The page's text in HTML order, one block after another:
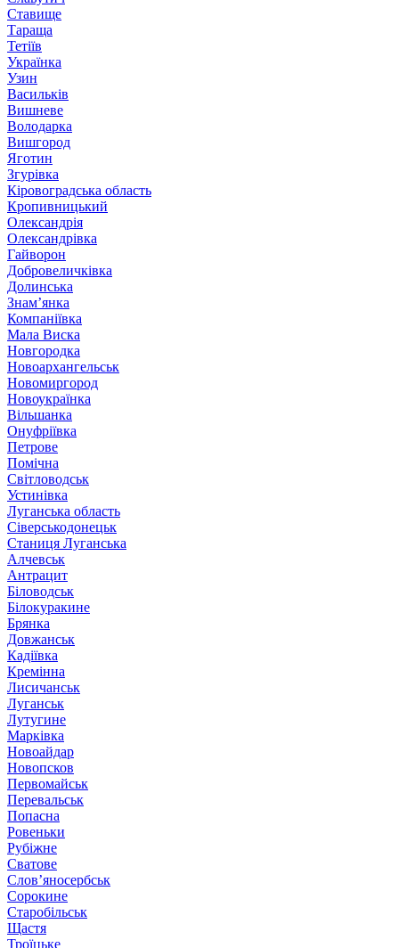
Ставище
Тараща
Тетіїв
Українка
Узин
Васильків
Вишневе
Володарка
Вишгород
Яготин
Згурівка
Кіровоградська область
Кропивницький
Олександрія
Олександрівка
Гайворон
Добровеличківка
Долинська
Знам’янка
Компаніївка
Мала Виска
Новгородка
Новоархангельськ
Новомиргород
Новоукраїнка
Вільшанка
Онуфріївка
Петрове
Помічна
Світловодськ
Устинівка
Луганська область
Сіверськодонецьк
Станиця Луганська
Алчевськ
Антрацит
Біловодськ
Білокуракине
Брянка
Довжанськ
Кадіївка
Кремінна
Лисичанськ
Луганськ
Лутугине
Марківка
Новоайдар
Новопсков
Первомайськ
Перевальськ
Попасна
Ровеньки
Рубіжне
Сватове
Слов’яносербськ
Сорокине
Старобільськ
Щастя
Троїцьке